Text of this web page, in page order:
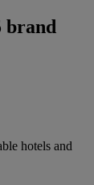
brand
hotels and